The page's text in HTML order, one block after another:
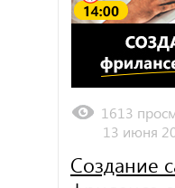
1613
13 июня
Создание